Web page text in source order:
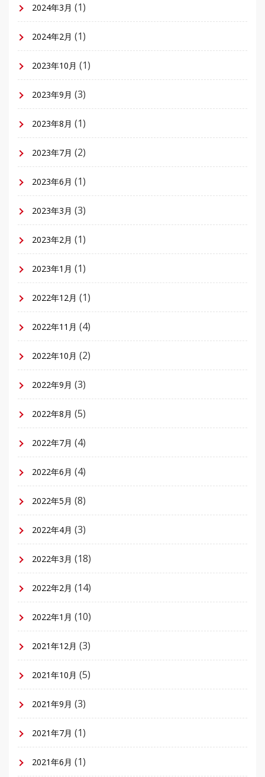
2024年3月 (1)
2024年2月 (1)
2023年10月 (1)
2023年9月 (3)
2023年8月 (1)
2023年7月 (2)
2023年6月 (1)
2023年3月 (3)
2023年2月 (1)
2023年1月 (1)
2022年12月 (1)
2022年11月 (4)
2022年10月 (2)
2022年9月 (3)
2022年8月 (5)
2022年7月 (4)
2022年6月 (4)
2022年5月 (8)
2022年4月 (3)
2022年3月 (18)
2022年2月 (14)
2022年1月 (10)
2021年12月 (3)
2021年10月 (5)
2021年9月 (3)
2021年7月 (1)
2021年6月 (1)